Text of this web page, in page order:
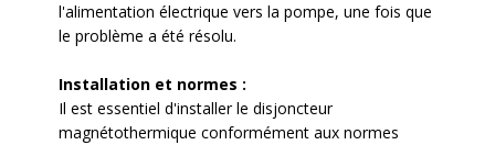
l'alimentation électrique vers la pompe, une fois que
le problème a été résolu.
Installation et normes :
Il est essentiel d'installer le disjoncteur
magnétothermique conformément aux normes